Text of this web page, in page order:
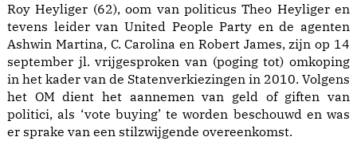
Roy Heyliger (62), oom van politicus Theo Heyliger en
tevens leider van United People Party en de agenten
Ashwin Martina, C. Carolina en Robert James, zijn op 14
september jl. vrijgesproken van (poging tot) omkoping
in het kader van de Statenverkiezingen in 2010. Volgens
het OM dient het aannemen van geld of giften van
politici, als ‘vote buying’ te worden beschouwd en was
er sprake van een stilzwijgende overeenkomst.